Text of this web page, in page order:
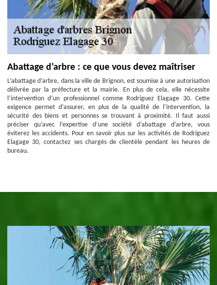
Abattage d’arbre : ce que vous devez maîtriser
L’abattage d’arbre, dans la ville de Brignon, est soumise à une autorisation
délivrée par la préfecture et la mairie. En plus de cela, elle nécessite
l’intervention d’un professionnel comme Rodriguez Elagage 30. Cette
exigence permet d’assurer, en plus de la qualité de l’intervention, la
sécurité des biens et personnes se trouvant à proximité. Il faut aussi
préciser qu’avec l’expertise d’une société d’abattage d’arbre, vous
éviterez les accidents. Pour en savoir plus sur les activités de Rodriguez
Elagage 30, contactez ses chargés de clientèle pendant les heures de
bureau.